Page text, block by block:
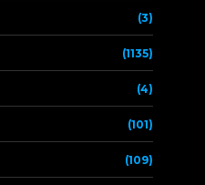
(3)
(1135)
(4)
(101)
(109)